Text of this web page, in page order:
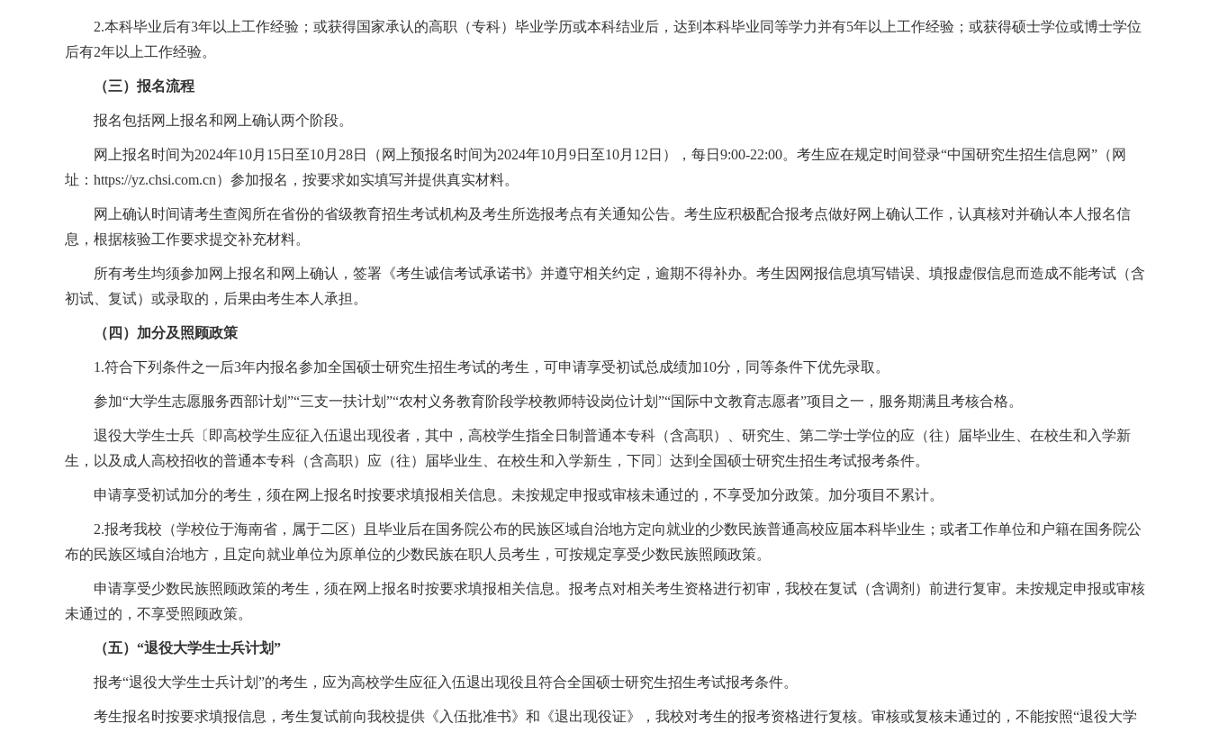
2.本科毕业后有3年以上工作经验；或获得国家承认的高职（专科）毕业学历或本科结业后，达到本科毕业同等学力并有5年以上工作经验；或获得硕士学位或博士学位
后有2年以上工作经验。
（三）报名流程
报名包括网上报名和网上确认两个阶段。
网上报名时间为2024年10月 15日至10月 28日（网上预报名时间为2024年10月 9日至10月 12 日），每日 9:00-22:00。考生应在规定时间登录“中国研究生招生信息网” （网
址： https://yz.chsi.com.cn）参加报名，按要求如实填写并提供真实材料。
网上确认时间请考生查阅所在省份的省级教育招生考试机构及考生所选报考点有关通知公告。考生应积极配合报考点做好网上确认工作，认真核对并确认本人报名信
息，根据核验工作要求提交补充材料。
所有考生均须参加网上报名和网上确认，签署《考生诚信考试承诺书》并遵守相关约定，逾期不得补办。考生因网报信息填写错误、填报虚假信息而造成不能考试（含
初试、复试）或录取的，后果由考生本人承担。
（四）加分及照顾政策
1.符合下列条件之一后3年内报名参加全国硕士研究生招生考试的考生，可申请享受初试总成绩加10分，同等条件下优先录取。
参加“大学生志愿服务西部计划”“三支一扶计划”“农村义务教育阶段学校教师特设岗位计划”“国际中文教育志愿者”项目之一，服务期满且考核合格。
退役大学生士兵〔即高校学生应征入伍退出现役者，其中，高校学生指全日制普通本专科（含高职）、研究生、第二学士学位的应（往）届毕业生、在校生和入学新
生，以及成人高校招收的普通本专科（含高职）应（往）届毕业生、在校生和入学新生，下同〕达到全国硕士研究生招生考试报考条件。
申请享受初试加分的考生，须在网上报名时按要求填报相关信息。未按规定申报或审核未通过的，不享受加分政策。加分项目不累计。
2.报考我校（学校位于海南省，属于二区）且毕业后在国务院公布的民族区域自治地方定向就业的少数民族普通高校应届本科毕业生；或者工作单位和户籍在国务院公
布的民族区域自治地方，且定向就业单位为原单位的少数民族在职人员考生，可按规定享受少数民族照顾政策。
申请享受少数民族照顾政策的考生，须在网上报名时按要求填报相关信息。报考点对相关考生资格进行初审，我校在复试（含调剂）前进行复审。未按规定申报或审核
未通过的，不享受照顾政策。
（五）“退役大学生士兵计划”
报考“退役大学生士兵计划”的考生，应为高校学生应征入伍退出现役且符合全国硕士研究生招生考试报考条件。
考生报名时按要求填报信息，考生复试前向我校提供《入伍批准书》和《退出现役证》，我校对考生的报考资格进行复核。审核或复核未通过的，不能按照“退役大学